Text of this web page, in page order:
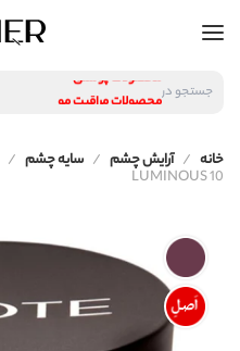
جستجو درمحصولات مراقبت مو
محصولات پوستی
خانه آرایش چشم سایه چشم
LUMINOUS 10